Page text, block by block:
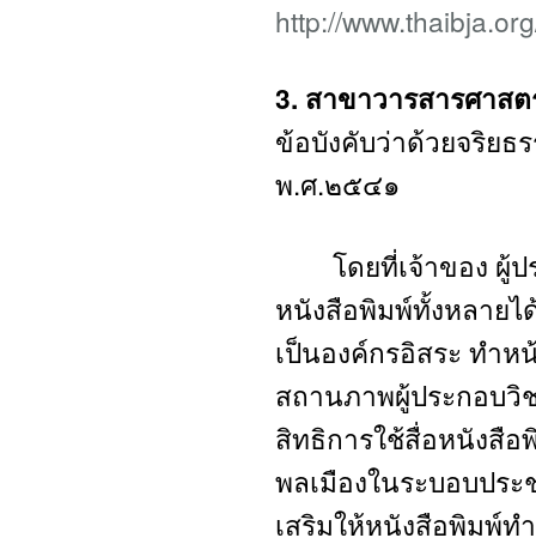
http://
3. สาขาวารสารศาส
ข้อบังคับว่าด้วยจริย
พ.ศ.๒๕๔๑
โดยที่เจ้าของ ผู้ปร
หนังสือพิมพ์ทั้งหลาย
เป็นองค์กรอิสระ ทำห
สถานภาพผู้ประกอบ
สิทธิการใช้สื่อหนังสือ
พลเมืองในระบอบปร
เสริมให้หนังสือพิมพ์ท